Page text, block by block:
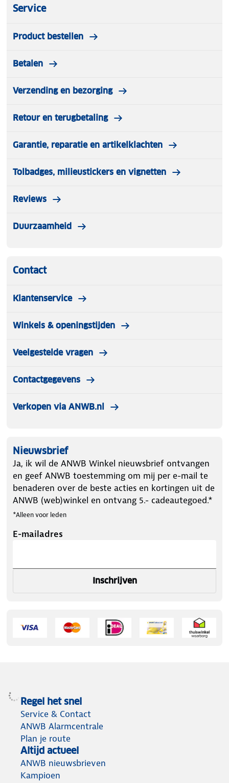
Service
Product bestellen
Betalen
Verzending en bezorging
Retour en terugbetaling
Garantie, reparatie en artikelklachten
Tolbadges, milieustickers en vignetten
Reviews
Duurzaamheid
Contact
Klantenservice
Winkels & openingstijden
Veelgestelde vragen
Contactgegevens
Verkopen via ANWB.nl
Nieuwsbrief
Ja, ik wil de ANWB Winkel nieuwsbrief ontvangen
en geef ANWB toestemming om mij per e-mail te
benaderen over de beste acties en kortingen uit de
ANWB (web)winkel en ontvang 5.- cadeautegoed.*
*Alleen voor leden
E-mailadres
Inschrijven
Regel het snel
Service & Contact
ANWB Alarmcentrale
Plan je route
Altijd actueel
ANWB nieuwsbrieven
Kampioen